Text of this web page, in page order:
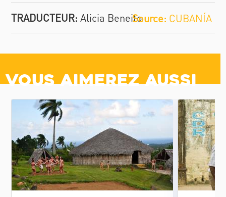
TRADUCTEUR: Alicia Beneito CUBANÍA
Vous aimerez aussi